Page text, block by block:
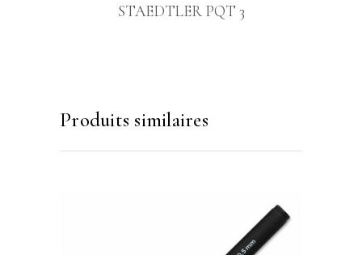
STAEDTLER PQT 3
Produits similaires